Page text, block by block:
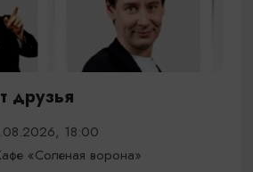
друзья
18:00
«Соленая ворона»